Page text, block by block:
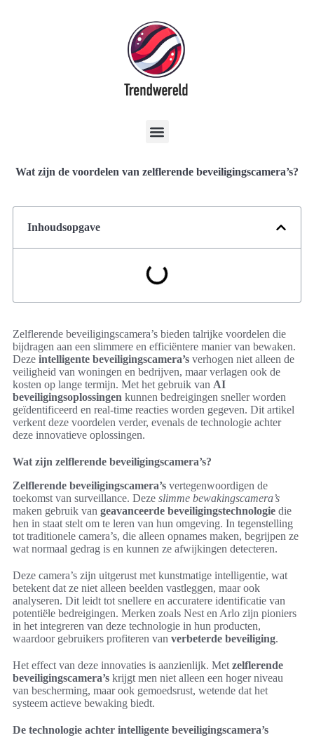
Wat zijn de voordelen van zelflerende beveiligingscamera’s?
Inhoudsopgave
Zelflerende beveiligingscamera’s bieden talrijke voordelen die
bijdragen aan een slimmere en efficiëntere manier van bewaken.
Deze intelligente beveiligingscamera’s verhogen niet alleen de
veiligheid van woningen en bedrijven, maar verlagen ook de
kosten op lange termijn. Met het gebruik van AI
beveiligingsoplossingen kunnen bedreigingen sneller worden
geïdentificeerd en real-time reacties worden gegeven. Dit artikel
verkent deze voordelen verder, evenals de technologie achter
deze innovatieve oplossingen.
Wat zijn zelflerende beveiligingscamera’s?
Zelflerende beveiligingscamera’s vertegenwoordigen de
toekomst van surveillance. Deze slimme bewakingscamera’s
maken gebruik van geavanceerde beveiligingstechnologie die
hen in staat stelt om te leren van hun omgeving. In tegenstelling
tot traditionele camera’s, die alleen opnames maken, begrijpen ze
wat normaal gedrag is en kunnen ze afwijkingen detecteren.
Deze camera’s zijn uitgerust met kunstmatige intelligentie, wat
betekent dat ze niet alleen beelden vastleggen, maar ook
analyseren. Dit leidt tot snellere en accuratere identificatie van
potentiële bedreigingen. Merken zoals Nest en Arlo zijn pioniers
in het integreren van deze technologie in hun producten,
waardoor gebruikers profiteren van verbeterde beveiliging.
Het effect van deze innovaties is aanzienlijk. Met zelflerende
beveiligingscamera’s krijgt men niet alleen een hoger niveau
van bescherming, maar ook gemoedsrust, wetende dat het
systeem actieve bewaking biedt.
De technologie achter intelligente beveiligingscamera’s